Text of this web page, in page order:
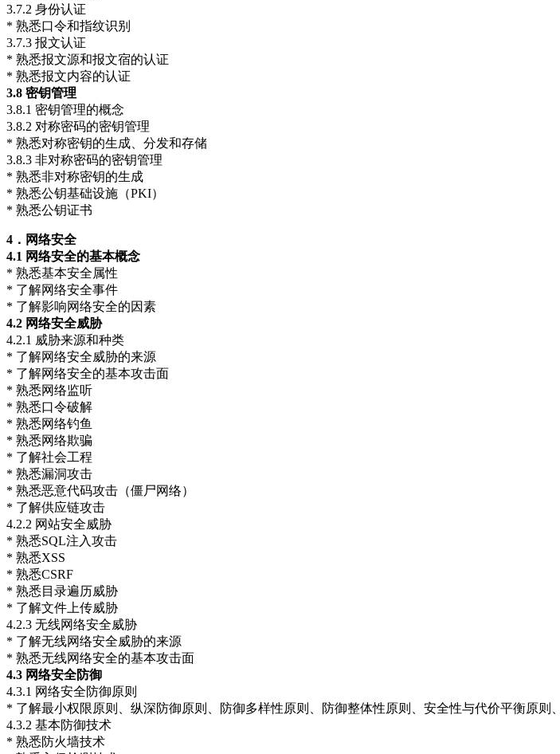
3.7.2 身份认证
* 熟悉口令和指纹识别
3.7.3 报文认证
* 熟悉报文源和报文宿的认证
* 熟悉报文内容的认证
3.8 密钥管理
3.8.1 密钥管理的概念
3.8.2 对称密码的密钥管理
* 熟悉对称密钥的生成、分发和存储
3.8.3 非对称密码的密钥管理
* 熟悉非对称密钥的生成
* 熟悉公钥基础设施（PKI）
* 熟悉公钥证书
4 ．网络安全
4.1 网络安全的基本概念
* 熟悉基本安全属性
* 了解网络安全事件
* 了解影响网络安全的因素
4.2 网络安全威胁
4.2.1 威胁来源和种类
* 了解网络安全威胁的来源
* 了解网络安全的基本攻击面
* 熟悉网络监听
* 熟悉口令破解
* 熟悉网络钓鱼
* 熟悉网络欺骗
* 了解社会工程
* 熟悉漏洞攻击
* 熟悉恶意代码攻击（僵尸网络）
* 了解供应链攻击
4.2.2 网站安全威胁
* 熟悉SQL注入攻击
* 熟悉XSS
* 熟悉CSRF
* 熟悉目录遍历威胁
* 了解文件上传威胁
4.2.3 无线网络安全威胁
* 了解无线网络安全威胁的来源
* 熟悉无线网络安全的基本攻击面
4.3 网络安全防御
4.3.1 网络安全防御原则
* 了解最小权限原则、纵深防御原则、防御多样性原则、防御整体性原则、安全性与代价平衡原则
4.3.2 基本防御技术
* 熟悉防火墙技术